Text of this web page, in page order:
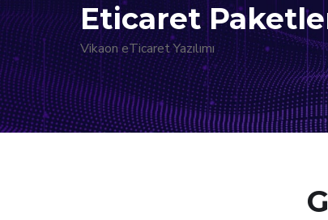
Eticaret
Vikaon eTicaret Yazılımı